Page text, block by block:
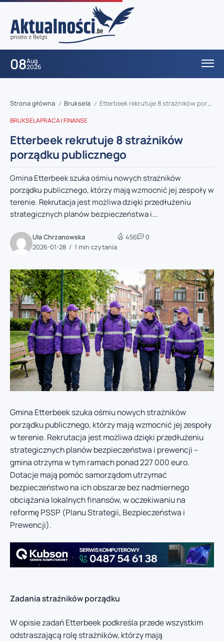
08Aug
2026
Strona główna / Bruksela / Etterbeek rekrutuje 8 strażników porządku publicznego
BRUKSELAPRACA I FINANSE
Etterbeek rekrutuje 8 strażników
porządku publicznego
Gmina Etterbeek szuka ośmiu nowych strażników
porządku publicznego, którzy mają wzmocnić jej zespoły w
terenie. Rekrutacja jest możliwa dzięki przedłużeniu
strategicznych planów bezpieczeństwa i...
Ula Chrzanowska
2026-01-28
1 min czytania
456 0
Gmina Etterbeek szuka ośmiu nowych strażników
porządku publicznego, którzy mają wzmocnić jej zespoły
w terenie. Rekrutacja jest możliwa dzięki przedłużeniu
strategicznych planów bezpieczeństwa i prewencji –
gmina otrzyma w tym ramach ponad 227 000 euro.
Dotacje mają pomóc samorządom utrzymać
bezpieczeństwo na ich obszarze bez nadmiernego
obciążania lokalnych finansów, w oczekiwaniu na
reformę PSSP (Planu Strategii, Bezpieczeństwa i
Prewencji).
Zadania strażników porządku
W opisie zadań Etterbeek podkreśla przede wszystkim
odstraszającą rolę strażników, którzy mają